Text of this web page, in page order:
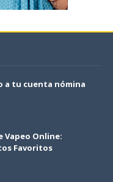
a tu cuenta nómina
Vapeo Online:
Favoritos